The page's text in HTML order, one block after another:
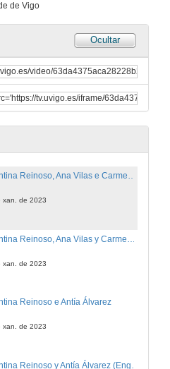
de Vigo
Ocultar
xan. de 2023
Queres ser unha muller STEAM? Escola de Enxeñaría Industrial
xan. de 2023
Do you want to be a STEAM woman? Industrial Engineering
Valentina Reinoso, Ana Vilas e Carmen Mariño
xan. de 2023
xan. de 2023
Reinoso e Antía Álvarez
xan. de 2023